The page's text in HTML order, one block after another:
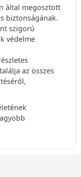
által megosztott
biztonságának.
szigorú
védelme
az összes